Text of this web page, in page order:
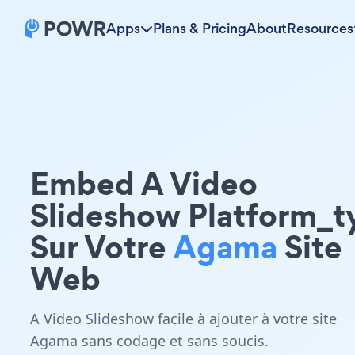
Apps Plans & PricingAboutResources
Embed A Video
Slideshow
Sur VotreAgamaSite
Web
A Video Slideshow facile à ajouter à votre site
Agama sans codage et sans soucis.